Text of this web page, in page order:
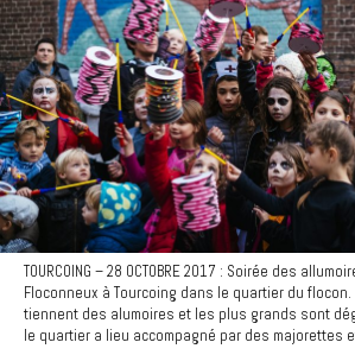
TOURCOING – 28 OCTOBRE 2017 : Soirée des
Floconneux à Tourcoing dans le quartier du
tiennent des alumoires et les plus grands sont
le quartier a lieu accompagné par des majorettes